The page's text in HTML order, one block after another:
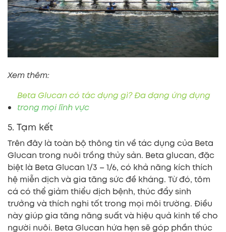
Xem thêm:
Beta Glucan có tác dụng gì? Đa dạng ứng dụng
trong mọi lĩnh vực
5. Tạm kết
Trên đây là toàn bộ thông tin về tác dụng của Beta
Glucan trong nuôi trồng thủy sản. Beta glucan, đặc
biệt là Beta Glucan 1/3 – 1/6, có khả năng kích thích
hệ miễn dịch và gia tăng sức đề kháng. Từ đó, tôm
cá có thể giảm thiểu dịch bệnh, thúc đẩy sinh
trưởng và thích nghi tốt trong mọi môi trường. Điều
này giúp gia tăng năng suất và hiệu quả kinh tế cho
người nuôi. Beta Glucan hứa hẹn sẽ góp phần thúc